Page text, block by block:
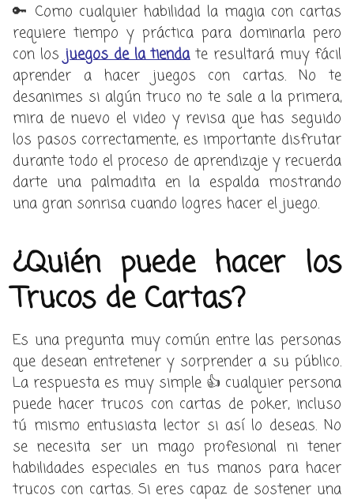
🔑 Como cualquier habilidad la magia con cartas
requiere tiempo y práctica para dominarla pero
con losjuegos de la tiendate resultará muy fácil
aprender a hacer juegos con cartas. No te
desanimes si algún truco no te sale a la primera,
mira de nuevo el video y revisa que has seguido
los pasos correctamente, es importante disfrutar
durante todo el proceso de aprendizaje y recuerda
darte una palmadita en la espalda mostrando
una gran sonrisa cuando logres hacer el juego.
¿Quién puede hacer los
Trucos de Cartas?
Es una pregunta muy común entre las personas
que desean entretener y sorprender a su público.
La respuesta es muy simple 👍 cualquier persona
puede hacer trucos con cartas de poker, incluso
tú mismo entusiasta lector si así lo deseas. No
se necesita ser un mago profesional ni tener
habilidades especiales en tus manos para hacer
trucos con cartas. Si eres capaz de sostener una